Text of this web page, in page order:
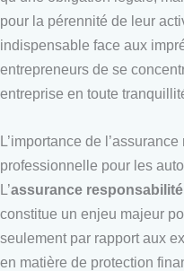
pour la pérennité de leur
indispensable face aux
entrepreneurs de se
entreprise en toute
L’importance de
professionnelle pour les
L’assurance
constitue un enjeu majeur
seulement par rapport aux
en matière de protection